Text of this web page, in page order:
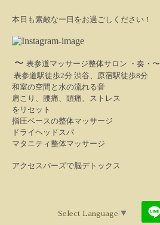
本日も素敵な一日をお過ごしください！
〜 表参道マッサージ整体サロン ・奏・〜
表参道駅徒歩2分 渋谷、原宿駅徒歩8分
和室の空間と水の流れる音
肩こり、腰痛、頭痛、ストレス
をリセット
指圧ベースの整体マッサージ
ドライヘッドスパ
マタニティ整体マッサージ
アクセスバーズで脳デトックス
Select Language ▼